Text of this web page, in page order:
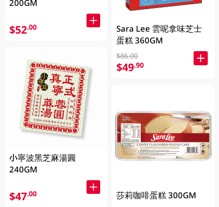
200GM
$52.00
小寧波黑芝麻湯圓
240GM
$47.00
Sara Lee 雲呢拿味芝士
蛋糕 360GM
$86.00
$49.90
莎莉咖啡蛋糕 300GM